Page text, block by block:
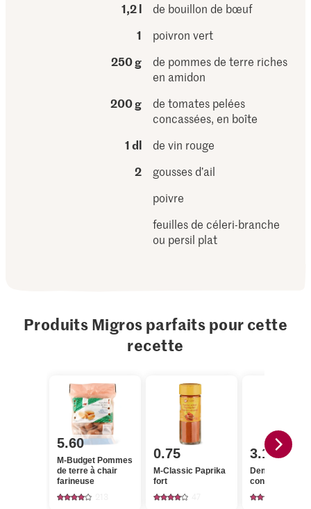
1,2 l
de bouillon de bœuf
1
poivron vert
250 g
de pommes de terre riches
en amidon
200 g
de tomates pelées
concassées, en boîte
1 dl
de vin rouge
2
gousses d’ail
poivre
feuilles de céleri-branche
ou persil plat
Produits Migros parfaits pour cette
recette
5.60
M-Budget Pommes
de terre à chair
farineuse
0.75
M-Classic Paprika
fort
3.10
Demeter
concassées